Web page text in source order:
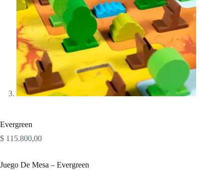
Evergreen
$ 115.800,00
Juego De Mesa – Evergreen